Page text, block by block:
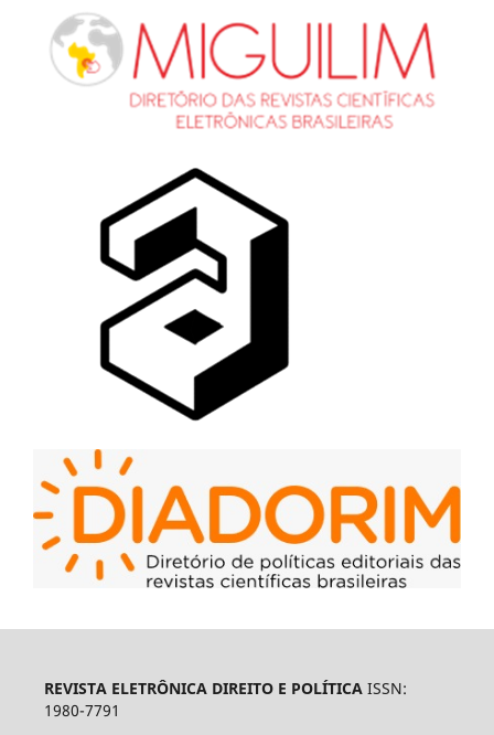
REVISTA ELETRÔNICA DIREITO E POLÍTICAISSN:
1980-7791